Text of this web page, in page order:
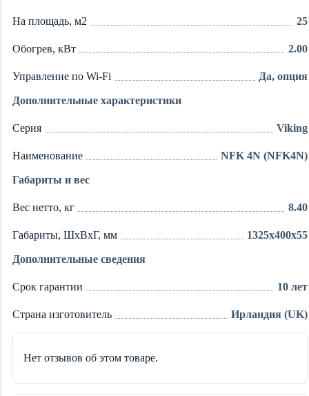
На площадь, м2 25
Обогрев, кВт 2.00
Управление по Wi-Fi Да, опция
Дополнительные характеристики
Серия Viking
Наименование NFK 4N (NFK4N)
Габариты и вес
Вес нетто, кг 8.40
Габариты, ШxВxГ, мм 1325х400х55
Дополнительные сведения
Срок гарантии 10 лет
Страна изготовитель Ирландия (UK)
Нет отзывов об этом товаре.